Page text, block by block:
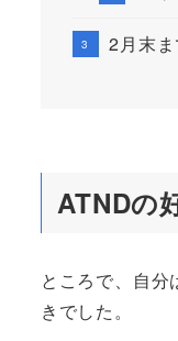
2月末
ATNDの
ところで、自
きでした。